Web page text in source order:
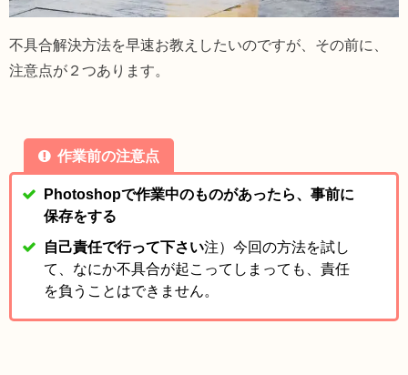
不具合解決方法を早速お教えしたいのですが、その前に、
注意点が２つあります。
作業前の注意点
Photoshopで作業中のものがあったら、事前に
保存をする
自己責任で行って下さい注）今回の方法を試し
て、なにか不具合が起こってしまっても、責任
を負うことはできません。